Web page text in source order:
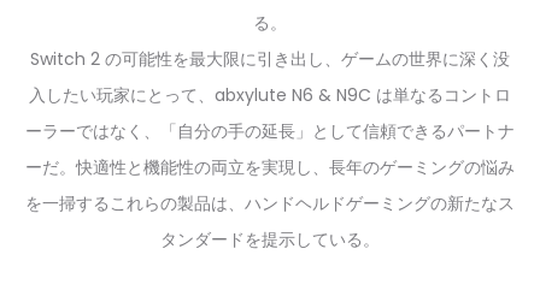
る。
Switch 2 の可能性を最大限に引き出し、ゲームの世界に深く没
入したい玩家にとって、abxylute N6 & N9C は単なるコントロ
ーラーではなく、「自分の手の延長」として信頼できるパートナ
ーだ。快適性と機能性の両立を実現し、長年のゲーミングの悩み
を一掃するこれらの製品は、ハンドヘルドゲーミングの新たなス
タンダードを提示している。